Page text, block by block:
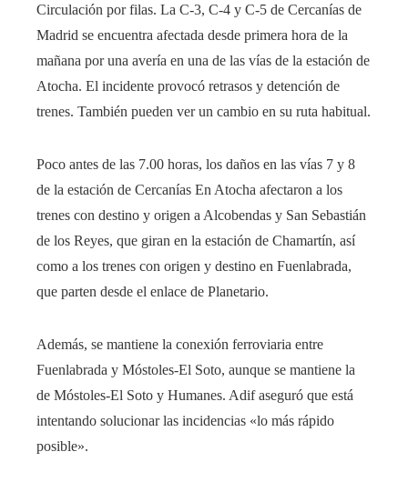
Circulación por filas. La C-3, C-4 y C-5 de Cercanías de
Madrid se encuentra afectada desde primera hora de la
mañana por una avería en una de las vías de la estación de
Atocha. El incidente provocó retrasos y detención de
trenes. También pueden ver un cambio en su ruta habitual.
Poco antes de las 7.00 horas, los daños en las vías 7 y 8
de la estación de Cercanías En Atocha afectaron a los
trenes con destino y origen a Alcobendas y San Sebastián
de los Reyes, que giran en la estación de Chamartín, así
como a los trenes con origen y destino en Fuenlabrada,
que parten desde el enlace de Planetario.
Además, se mantiene la conexión ferroviaria entre
Fuenlabrada y Móstoles-El Soto, aunque se mantiene la
de Móstoles-El Soto y Humanes. Adif aseguró que está
intentando solucionar las incidencias «lo más rápido
posible».